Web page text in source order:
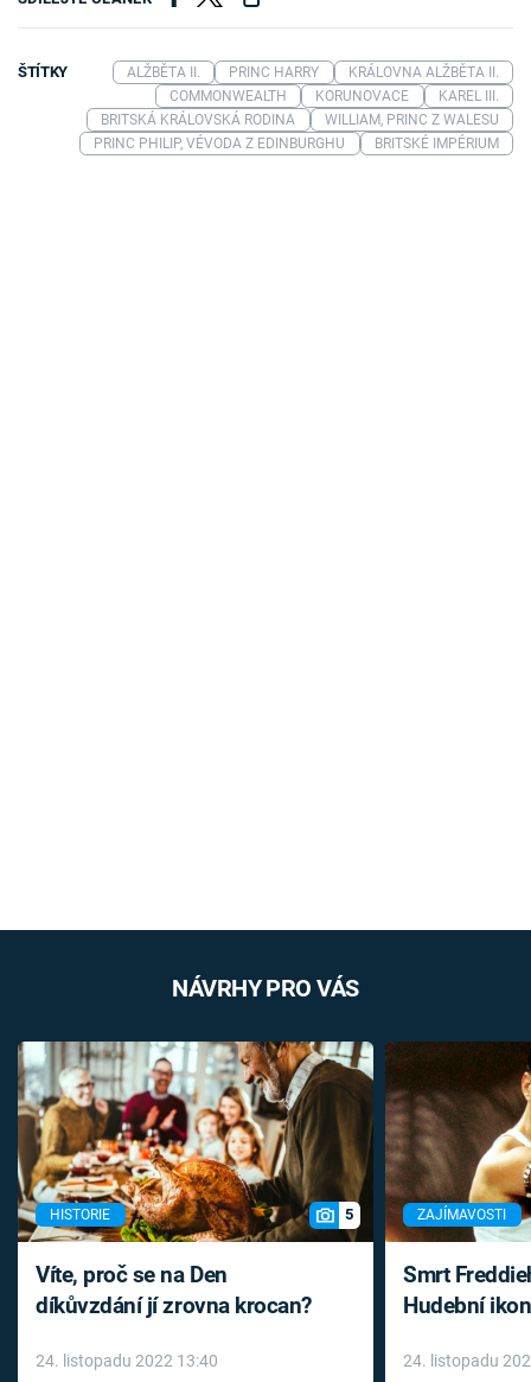
ŠTÍTKY ALŽBĚTA II. PRINC HARRY
KRÁLOVNA ALŽBĚTA II.
COMMONWEALTH
KORUNOVACE
KAREL III.
BRITSKÁ KRÁLOVSKÁ RODINA
WILLIAM, PRINC Z WALESU
PRINC PHILIP, VÉVODA Z EDINBURGHU
BRITSKÉ IMPÉRIUM
NÁVRHY PRO VÁS
HISTORIE 5
Víte, proč se na Den
díkůvzdání jí zrovna krocan?
24. listopadu 2022 13:40
ZAJÍMAVOSTI
Smrt
Hudební
léky
24. listopadu